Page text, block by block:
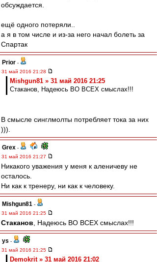
обсуждается.
ещё одного потеряли..
а я в том числе и из-за него начал болеть за
Спартак
Prior -
31 май 2016 21:28
Mishgun81 » 31 май 2016 21:25
Cтаканов, Надеюсь ВО ВСЕХ смыслах!!!
В смысле синглмолты потребляет тока за них
))).
Grex -
31 май 2016 21:27
Никакого уважения у меня к аленичеву не
осталось.
Ни как к тренеру, ни как к человеку.
Mishgun81 -
31 май 2016 21:25
Cтаканов , Надеюсь ВО ВСЕХ смыслах!!!
ys -
31 май 2016 21:25
Demokrit » 31 май 2016 21:02